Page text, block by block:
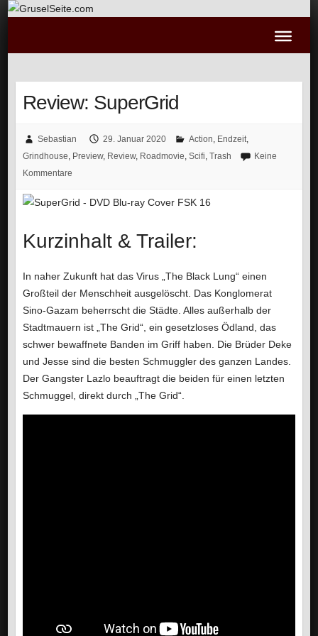
Review: SuperGrid
Sebastian 29. Januar 2020 Action, Endzeit,
Grindhouse, Preview, Review, Roadmovie, Scifi, Trash
Keine
Kommentare
Kurzinhalt & Trailer:
In naher Zukunft hat das Virus „The Black Lung“ einen
Großteil der Menschheit ausgelöscht. Das Konglomerat
Sino-Gazam beherrscht die Städte. Alles außerhalb der
Stadtmauern ist „The Grid“, ein gesetzloses Ödland, das
schwer bewaffnete Banden im Griff haben. Die Brüder Deke
und Jesse sind die besten Schmuggler des ganzen Landes.
Der Gangster Lazlo beauftragt die beiden für einen letzten
Schmuggel, direkt durch „The Grid“.